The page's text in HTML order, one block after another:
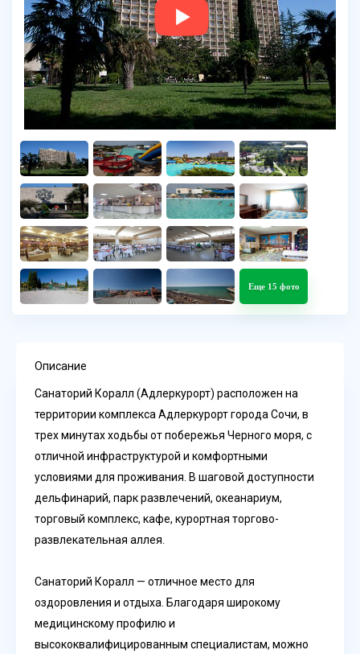
Еще 15 фото
Описание
Санаторий Коралл (Адлеркурорт) расположен на
территории комплекса Адлеркурорт города Сочи, в
трех минутах ходьбы от побережья Черного моря, с
отличной инфраструктурой и комфортными
условиями для проживания. В шаговой доступности
дельфинарий, парк развлечений, океанариум,
торговый комплекс, кафе, курортная торгово-
развлекательная аллея.
Санаторий Коралл — отличное место для
оздоровления и отдыха. Благодаря широкому
медицинскому профилю и
высококвалифицированным специалистам, можно